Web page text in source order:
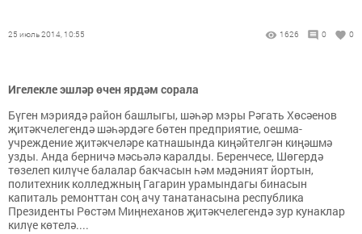
25 июль 2014, 10:55 1626 0 0
Игелекле эшләр өчен ярдәм сорала
Бүген мэриядә район башлыгы, шәһәр мэры Рәгать Хөсәенов
җитәкчелегендә шәһәрдәге бөтен предприятие, оешма-
учреждение җитәкчеләре катнашында киңәйтелгән киңәшмә
узды. Анда берничә мәсьәлә каралды. Беренчесе, Шөгердә
төзелеп килүче балалар бакчасын һәм мәдәният йортын,
политехник колледжның Гагарин урамындагы бинасын
капиталь ремонттан соң ачу танатанасына республика
Президенты Рөстәм Миңнеханов җитәкчелегендә зур кунаклар
килүе көтелә....